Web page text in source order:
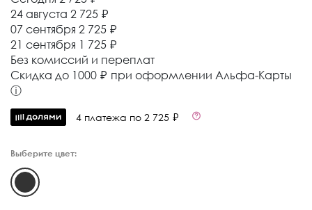
24 августа 2 725 ₽
07 сентября 2 725 ₽
21 сентября 1 725 ₽
Без комиссий и переплат
Cкидка до 1000 ₽ при оформлении Альфа-Карты
ⓘ
4 платежа по 2 725 ₽
Выберите цвет: